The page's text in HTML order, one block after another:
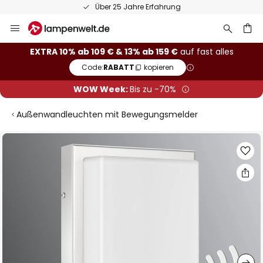
Über 25 Jahre Erfahrung
Inhalt
springen
EXTRA 10% ab 109 € & 13% ab 159 €auf fast alles
Code:RABATT kopieren
WOW Week:Bis zu -70%
Außenwandleuchten mit Bewegungsmelder
Zum